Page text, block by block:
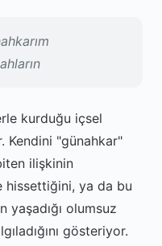
kurduğu içsel
Kendini "günahkar"
ilişkinin
hissettiğini, ya da bu
yaşadığı olumsuz
gösteriyor.